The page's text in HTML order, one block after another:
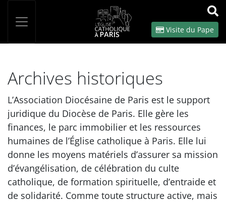
OK
Visite du Pape
Archives historiques
L’Association Diocésaine de Paris est le support
juridique du Diocèse de Paris. Elle gère les
finances, le parc immobilier et les ressources
humaines de l’Église catholique à Paris. Elle lui
donne les moyens matériels d’assurer sa mission
d’évangélisation, de célébration du culte
catholique, de formation spirituelle, d’entraide et
de solidarité. Comme toute structure active, mais
Panneau de gestion des cookies